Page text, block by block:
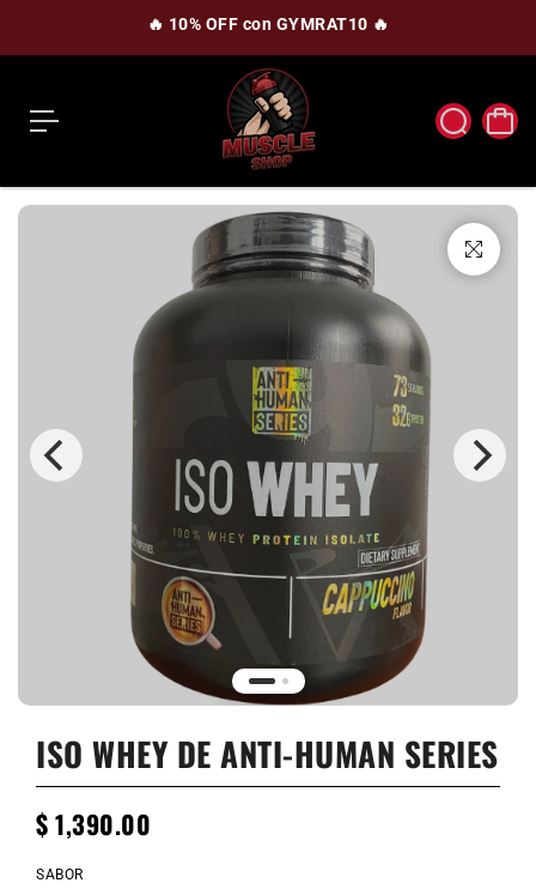
n
d
o
🔥 10% OFF con GYMRAT10 🔥
ISO WHEY DE ANTI-HUMAN SERIES
$ 1,390.00
SABOR